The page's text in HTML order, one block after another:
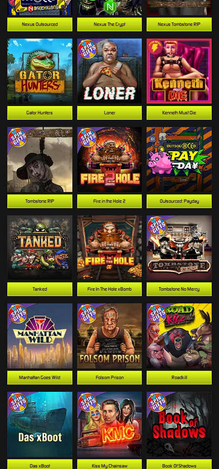
Nexus Outsourced Nexus The Crypt Nexus Tombstone RIP
Gator Hunters Loner Kenneth Must Die
Tombstone RIP Fire in the Hole 2 Outsourced: Payday
Tanked Fire In The Hole xBomb Tombstone No Mercy
Manhattan Goes Wild Folsom Prison Roadkill
Das xBoot Kiss My Chainsaw Book Of Shadows